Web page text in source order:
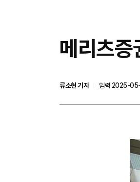
메리츠
류소현 기자
입력 2025-